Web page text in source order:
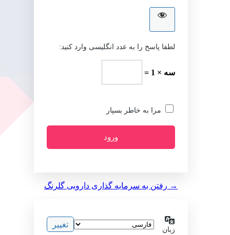
لطفا پاسخ را به عدد انگلیسی وارد کنید:
سه × 1 =
مرا به خاطر بسپار
→ رفتن به سرمایه گذاری دارویی گلرنگ
زبان